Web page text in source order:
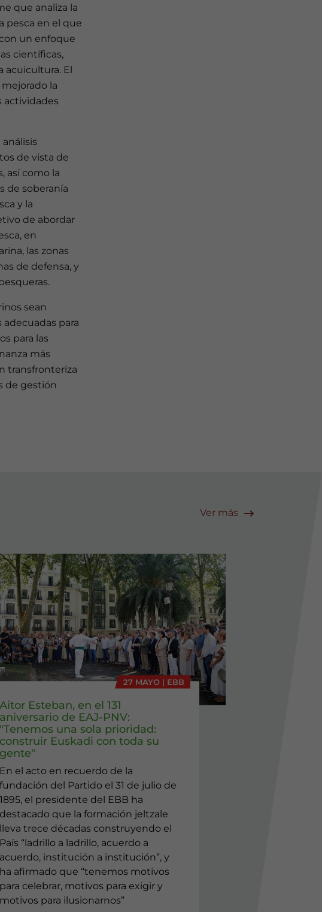
que analiza la
pesca en el que
un enfoque
científicas,
acuicultura. El
la
actividades
de vista de
así como la
de soberanía
y la
de abordar
en
las zonas
de defensa, y
sean
para
para las
más
transfronteriza
de gestión
Ver más
27 MAYO | EBB
Aitor Esteban, en el 131
aniversario de EAJ-PNV:
"Tenemos una sola prioridad:
construir Euskadi con toda su
gente"
En el acto en recuerdo de la
fundación del Partido el 31 de julio de
1895, el presidente del EBB ha
destacado que la formación jeltzale
lleva trece décadas construyendo el
País “ladrillo a ladrillo, acuerdo a
acuerdo, institución a institución”, y
ha afirmado que “tenemos motivos
para celebrar, motivos para exigir y
motivos para ilusionarnos”